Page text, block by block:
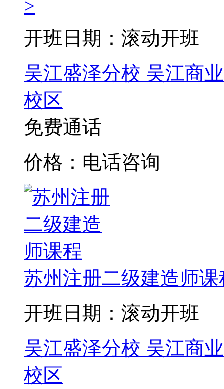
>
开班日期：滚动开班
吴江盛泽分校 吴江商
校区
免费通话
价格：电话咨询
苏州注册二级建造师课
开班日期：滚动开班
吴江盛泽分校 吴江商
校区